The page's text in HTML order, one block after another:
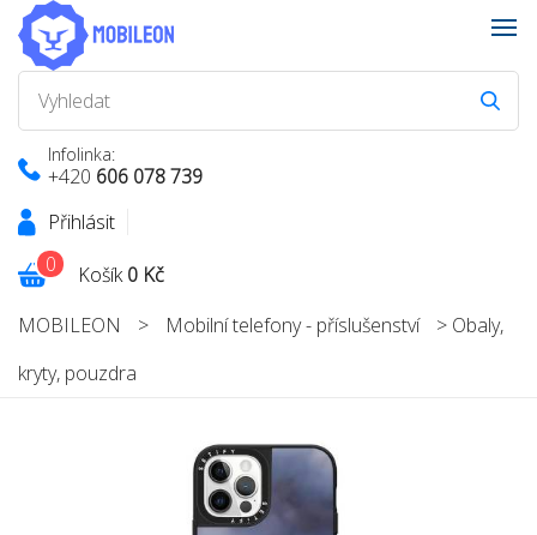
Infolinka:
+420 606 078 739
Přihlásit
Košík0 Kč
0
MOBILEON > Mobilní telefony - příslušenství > Obaly,
kryty, pouzdra